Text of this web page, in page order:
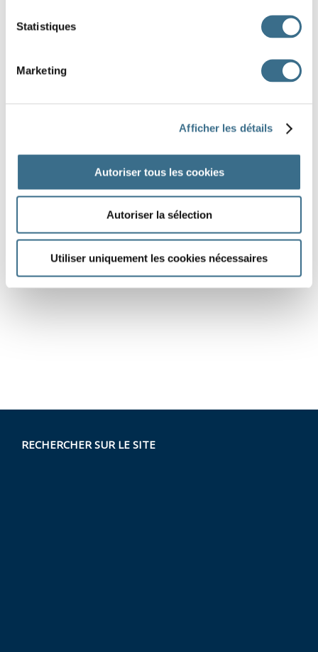
Statistiques
Marketing
Afficher les détails
Autoriser tous les cookies
Autoriser la sélection
Utiliser uniquement les cookies nécessaires
RECHERCHER SUR LE SITE